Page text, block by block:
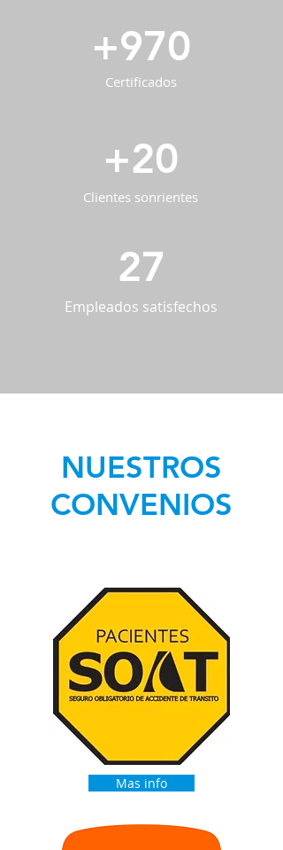
+970
Certificados
+20
Clientes sonrientes
27
Empleados satisfechos
NUESTROS
CONVENIOS
Mas info